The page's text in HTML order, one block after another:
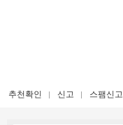
추천확인 신고 스팸신고